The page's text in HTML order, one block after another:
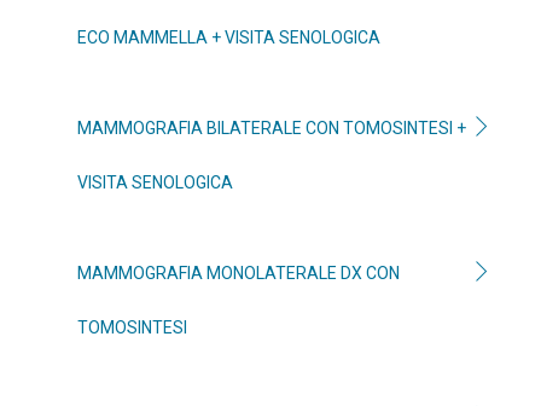
ECO MAMMELLA + VISITA SENOLOGICA
MAMMOGRAFIA BILATERALE CON TOMOSINTESI +
VISITA SENOLOGICA
MAMMOGRAFIA MONOLATERALE DX CON
TOMOSINTESI